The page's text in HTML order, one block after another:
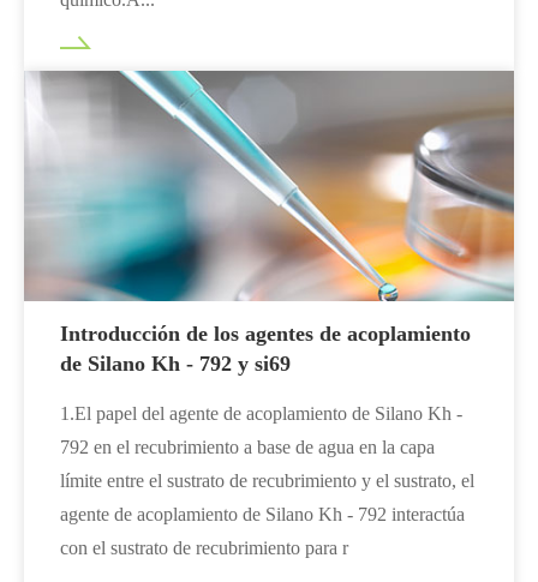
Introducción de los agentes de acoplamiento
de Silano Kh - 792 y si69
1.El papel del agente de acoplamiento de Silano Kh -
792 en el recubrimiento a base de agua en la capa
límite entre el sustrato de recubrimiento y el sustrato, el
agente de acoplamiento de Silano Kh - 792 interactúa
con el sustrato de recubrimiento para r